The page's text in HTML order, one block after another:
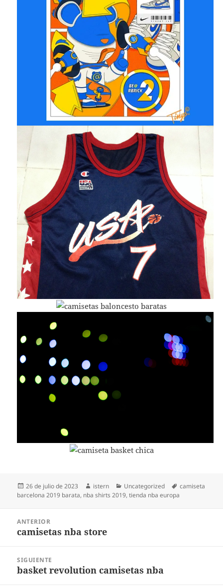
Publicado
el
26 de julio de 2023 Autor
istern Categorías
Uncategorized Etiquetas
camiseta
barcelona 2019 barata, nba shirts 2019,tienda nba europa
entradas
ANTERIOR
Entrada
camisetas nba store
SIGUIENTE
Entrada
basket revolution camisetas nba